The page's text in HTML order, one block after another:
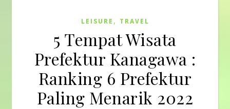
LEISURE , TRAVEL
5 Tempat Wisata
Prefektur Kanagawa :
Ranking 6 Prefektur
Paling Menarik 2022